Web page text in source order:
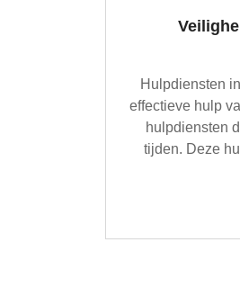
Hulpdiensten
effectieve hulp
hulpdiensten
tijden. Deze